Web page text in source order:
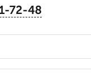
72-48